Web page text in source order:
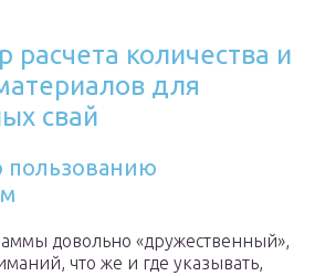
расчета количества и
для
свай
пользованию
довольно «дружественный»,
что же и где указывать,